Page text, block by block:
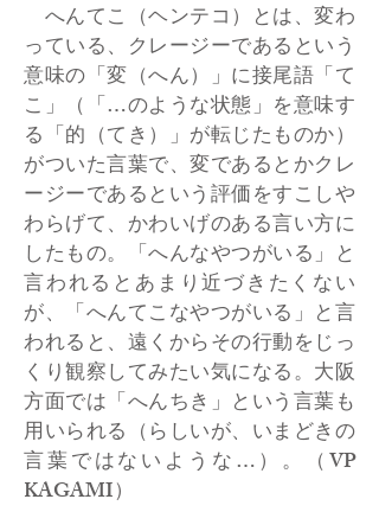
へんてこ（ヘンテコ）とは、変わ
っている、クレージーであるという
意味の「変（へん）」に接尾語「て
こ」（「…のような状態」を意味す
る「的（てき）」が転じたものか）
がついた言葉で、変であるとかクレ
ージーであるという評価をすこしや
わらげて、かわいげのある言い方に
したもの。「へんなやつがいる」と
言われるとあまり近づきたくない
が、「へんてこなやつがいる」と言
われると、遠くからその行動をじっ
くり観察してみたい気になる。大阪
方面では「へんちき」という言葉も
用いられる（らしいが、いまどきの
言葉ではないような…）。（VP
KAGAMI）